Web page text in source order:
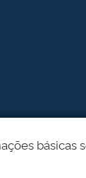
básicas